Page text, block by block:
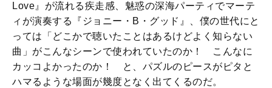
Love』が流れる疾走感、魅惑の深海パーティでマーテ
ィが演奏する『ジョニー・B・グッド』、僕の世代にと
っては「どこかで聴いたことはあるけどよく知らない
曲」がこんなシーンで使われていたのか！ こんなに
カッコよかったのか！ と、パズルのピースがピタと
ハマるような場面が幾度となく出てくるのだ。